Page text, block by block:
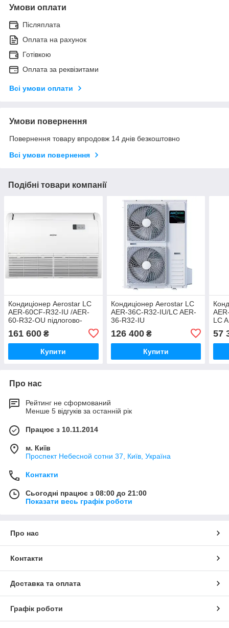
Умови оплати
Післяплата
Оплата на рахунок
Готівкою
Оплата за реквізитами
Всі умови оплати
Умови повернення
Повернення товару впродовж 14 днів безкоштовно
Всі умови повернення
Подібні товари компанії
Кондиціонер Aerostar LC
AER-60CF-R32-IU /AER-
60-R32-OU підлогово-
161 600 ₴
Купити
Кондиціонер Aerostar LC
AER-36C-R32-IU/LC AER-
36-R32-IU
касетний
126 400₴
Купити
LC
57
Про нас
Рейтинг не сформований
Менше 5 відгуків за останній рік
Працює з 10.11.2014
м. Київ
Проспект Небесной сотни 37, Київ, Україна
Контакти
Сьогодні працює з 08:00 до 21:00
Показати весь графік роботи
Про нас
Контакти
Доставка та оплата
Графік роботи